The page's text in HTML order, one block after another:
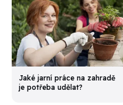
Jaké jarní práce na zahradě
je potřeba udělat?